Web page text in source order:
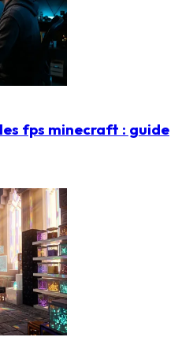
fps minecraft : guide